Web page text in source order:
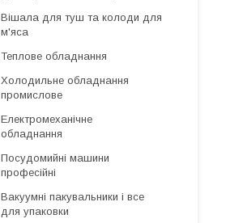
Вішала для туш та колоди для
м'яса
Теплове обладнання
Холодильне обладнання
промислове
Електромеханічне
обладнання
Посудомийні машини
професійні
Вакуумні пакувальники і все
для упаковки